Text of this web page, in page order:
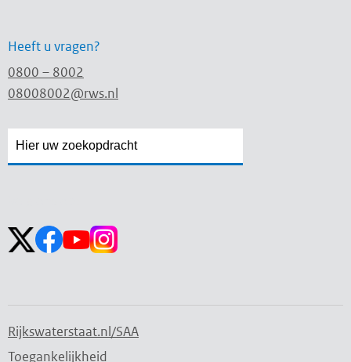
Heeft u vragen?
0800 – 8002
08008002@rws.nl
Rijkswaterstaat.nl/SAA
Toegankelijkheid